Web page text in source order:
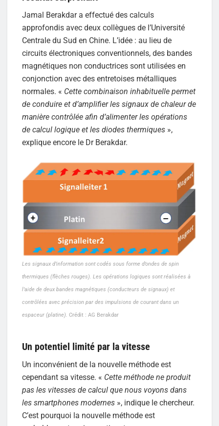
Jamal Berakdar a effectué des calculs
approfondis avec deux collègues de l’Université
Centrale du Sud en Chine. L’idée : au lieu de
circuits électroniques conventionnels, des bandes
magnétiques non conductrices sont utilisées en
conjonction avec des entretoises métalliques
normales. « Cette combinaison inhabituelle permet
de conduire et d’amplifier les signaux de chaleur de
manière contrôlée afin d’alimenter les opérations
de calcul logique et les diodes thermiques »,
explique encore le Dr Berakdar.
Les signaux d’information sont codés sous forme d’ondes de spin
thermiques (flèches rouges). Les opérations logiques sont réalisées à
l’aide de deux bandes magnétiques (conducteurs de signaux) et
contrôlées avec précision par des impulsions de courant dans un
espaceur (platine). Crédit : AG Berakdar
Un potentiel limité par la vitesse
Un inconvénient de la nouvelle méthode est
cependant sa vitesse. « Cette méthode ne produit
pas les vitesses de calcul que nous voyons dans
les smartphones modernes », indique le chercheur.
C’est pourquoi la nouvelle méthode est